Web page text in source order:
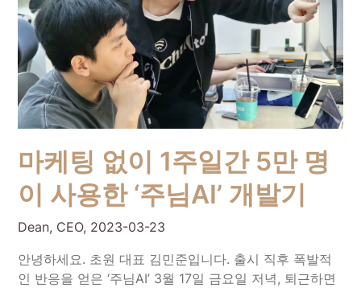
마케팅 없이 1주일간 5만 명
이 사용한 ‘주님AI’ 개발기
Dean, CEO, 2023-03-23
안녕하세요. 초원 대표 김민준입니다. 출시 직후 폭발적
인 반응을 얻은 ‘주님AI’ 3월 17일 금요일 저녁, 퇴근하면